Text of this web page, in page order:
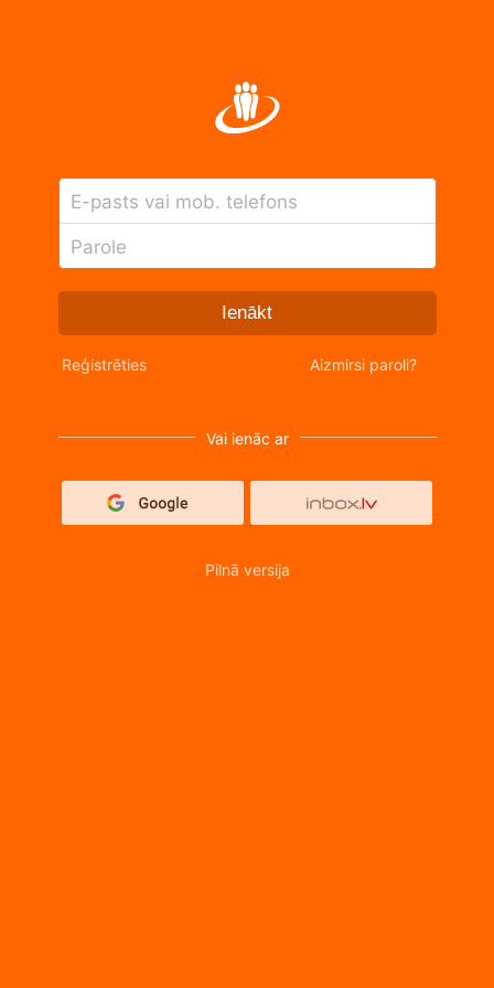
E-pasts vai mob. telefons
Parole
Ienākt
Reģistrēties Aizmirsi paroli?
Vai ienāc ar
Pilnā versija